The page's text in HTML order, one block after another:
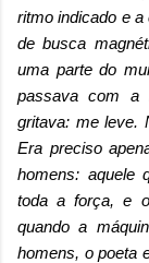
ritmo indicado e a
de busca
uma parte do
passava com a
gritava: me leve.
Era preciso
homens: aquele
toda a força, e
quando a
homens, o poeta